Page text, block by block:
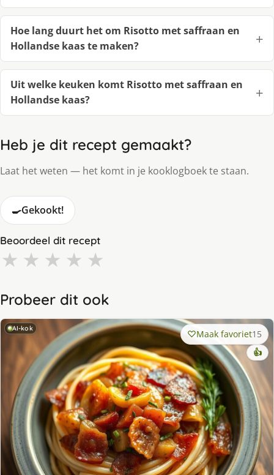
Hoe lang duurt het om Risotto met saffraan en
Hollandse kaas te maken?
Uit welke keuken komt Risotto met saffraan en
Hollandse kaas?
Heb je dit recept gemaakt?
Laat het weten — het komt in je kooklogboek te staan.
🍳Gekookt!
Beoordeel dit recept
★ ★ ★ ★ ★
Probeer dit ook
AI-kok Maak favoriet15
👍